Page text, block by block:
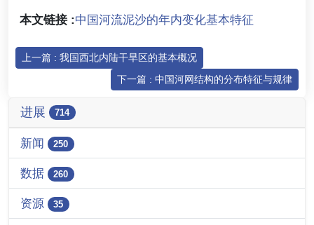
本文链接 :中国河流泥沙的年内变化基本特征
上一篇 : 我国西北内陆干旱区的基本概况
下一篇 : 中国河网结构的分布特征与规律
进展 714
新闻 250
数据 260
资源 35